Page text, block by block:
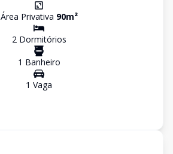
Área Privativa 90m²
2Dormitórios
1 Banheiro
1 Vaga